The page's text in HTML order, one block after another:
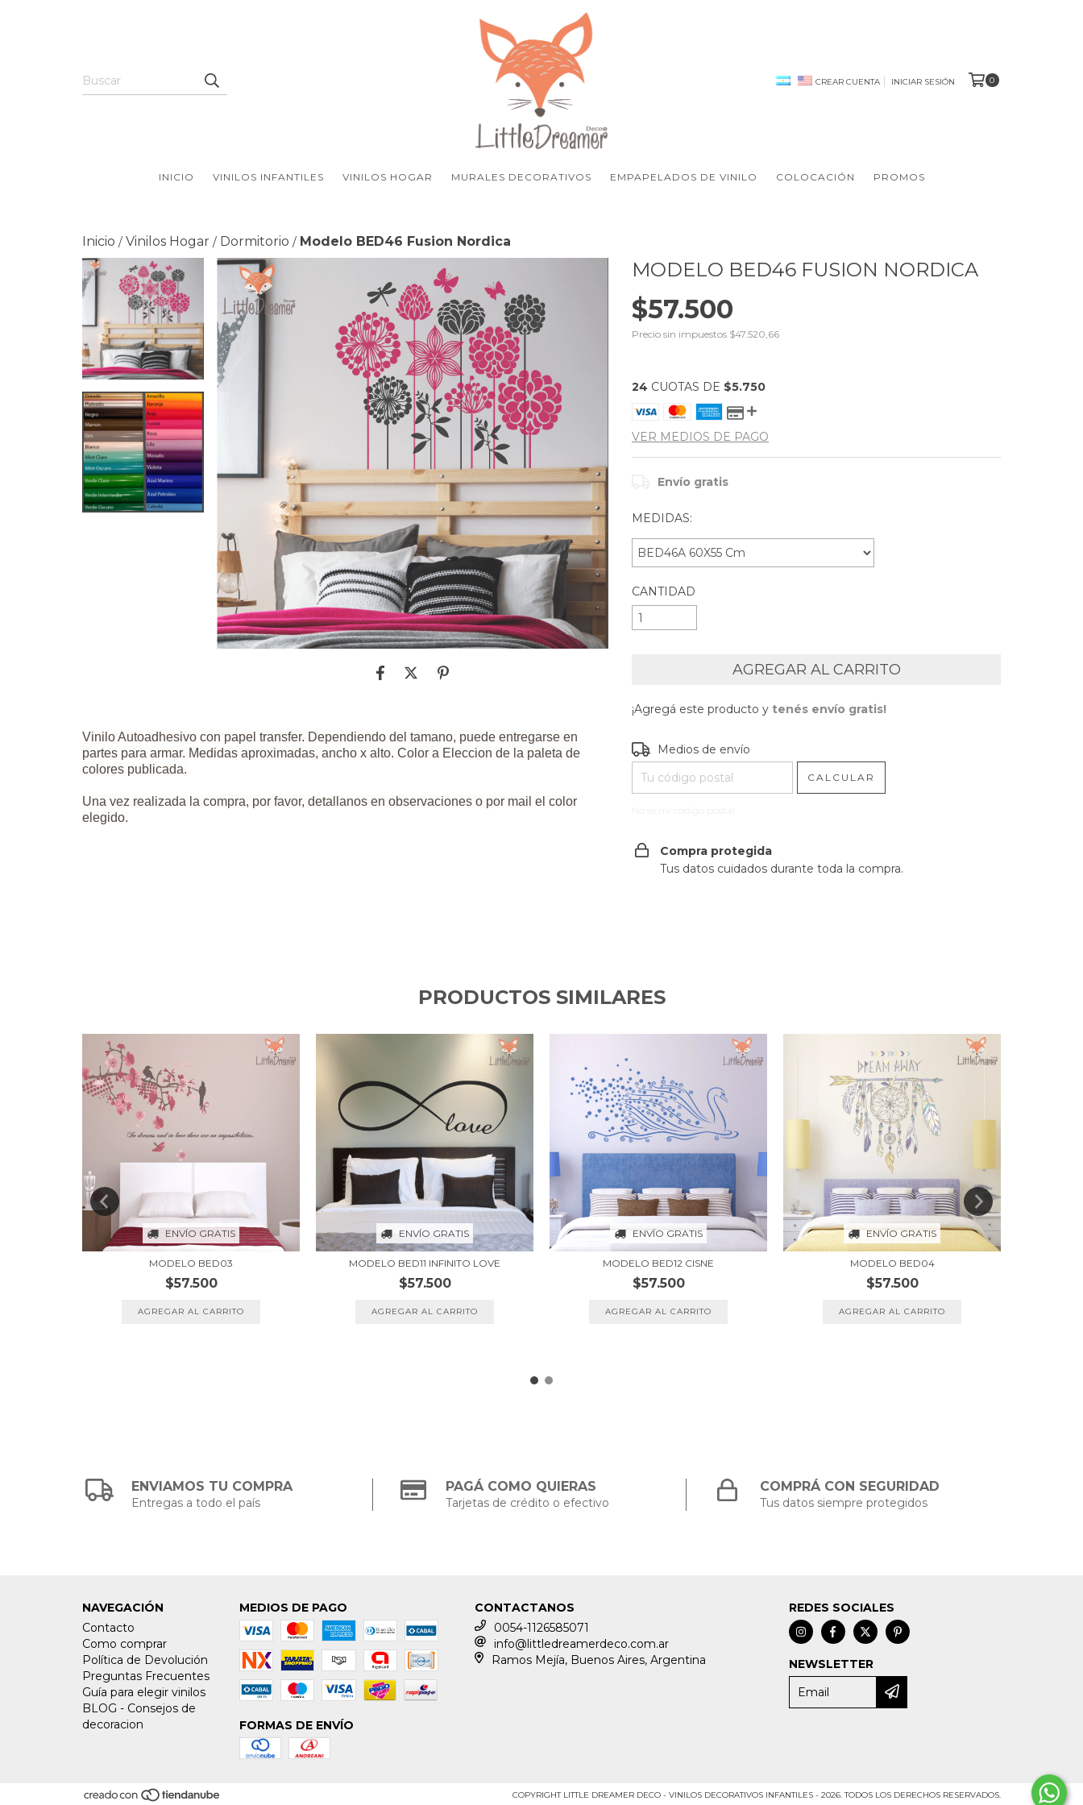
CREAR CUENTA INICIAR SESIÓN 0
INICIO VINILOS INFANTILES VINILOS HOGAR MURALES DECORATIVOS EMPAPELADOS DE VINILO COLOCACIÓN PROMOS
Inicio / Vinilos Hogar / Dormitorio / Modelo BED46 Fusion Nordica
Vinilo Autoadhesivo con papel transfer. Dependiendo del tamano, puede entregarse en
partes para armar. Medidas aproximadas, ancho x alto. Color a Eleccion de la paleta de
colores publicada.
Una vez realizada la compra, por favor, detallanos en observaciones o por mail el color
elegido.
MODELO BED46 FUSION NORDICA
$57.500
Precio sin impuestos $47.520,66
24 CUOTAS DE $5.750
VER MEDIOS DE PAGO
Envío gratis
MEDIDAS:
CANTIDAD
¡Agregá este producto y tenés envío gratis!
Entregas para el CP:
Medios de envío
CALCULAR
Compra protegida
Tus datos cuidados durante toda la compra.
PRODUCTOS SIMILARES
ENVÍO GRATIS
MODELO BED03
$57.500
AGREGAR AL CARRITO
ENVÍO GRATIS
MODELO BED11 INFINITO LOVE
$57.500
AGREGAR AL CARRITO
ENVÍO GRATIS
MODELO BED12 CISNE
$57.500
AGREGAR AL CARRITO
ENVÍO GRATIS
MODELO BED04
$57.500
AGREGAR AL CARRITO
ENVIAMOS TU COMPRA
Entregas a todo el país
PAGÁ COMO QUIERAS
Tarjetas de crédito o efectivo
COMPRÁ CON SEGURIDAD
Tus datos siempre protegidos
NAVEGACIÓN
Contacto
Como comprar
Política de Devolución
Preguntas Frecuentes
Guía para elegir vinilos
BLOG - Consejos de
decoracion
MEDIOS DE PAGO
FORMAS DE ENVÍO
CONTACTANOS
0054-1126585071
info@littledreamerdeco.com.ar
Ramos Mejía, Buenos Aires, Argentina
REDES SOCIALES
NEWSLETTER
COPYRIGHT LITTLE DREAMER DECO - VINILOS DECORATIVOS INFANTILES - 2026. TODOS LOS DERECHOS RESERVADOS.